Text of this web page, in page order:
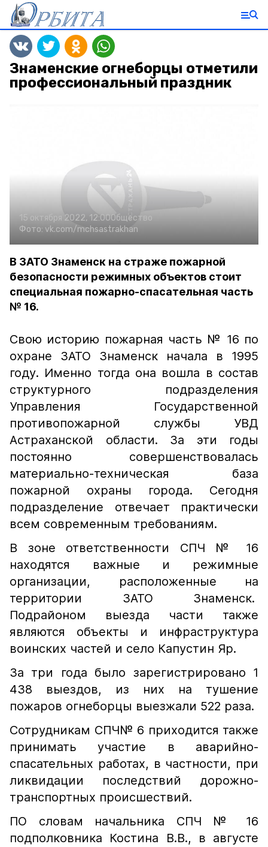
Знаменские огнеборцы отметили
профессиональный праздник
15 октября 2022, 12:00Общество
Фото: vk.com/mchsastrakhan
В ЗАТО Знаменск на страже пожарной
безопасности режимных объектов стоит
специальная пожарно-спасательная часть
№ 16.
Свою историю пожарная часть № 16 по
охране ЗАТО Знаменск начала в 1995
году. Именно тогда она вошла в состав
структурного подразделения
Управления Государственной
противопожарной службы УВД
Астраханской области. За эти годы
постоянно совершенствовалась
материально-техническая база
пожарной охраны города. Сегодня
подразделение отвечает практически
всем современным требованиям.
В зоне ответственности СПЧ № 16
находятся важные и режимные
организации, расположенные на
территории ЗАТО Знаменск.
Подрайоном выезда части также
являются объекты и инфраструктура
воинских частей и село Капустин Яр.
За три года было зарегистрировано 1
438 выездов, из них на тушение
пожаров огнеборцы выезжали 522 раза.
Сотрудникам СПЧ№ 6 приходится также
принимать участие в аварийно-
спасательных работах, в частности, при
ликвидации последствий дорожно-
транспортных происшествий.
ПО словам начальника СПЧ № 16
подполковника Костина В.В., в августе